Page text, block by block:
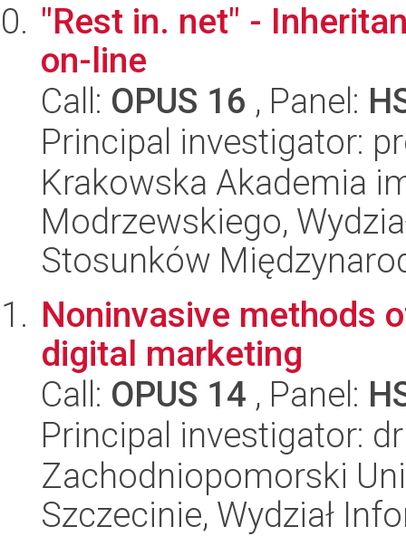
"Rest in. net" -
on-line
Call: OPUS 16 , Panel:
Principal investigator:
Krakowska Akademia
Modrzewskiego,
Stosunków
Noninvasive methods
digital marketing
Call: OPUS 14 , Panel:
Principal investigator:
Zachodniopomorski
Szczecinie, Wydział